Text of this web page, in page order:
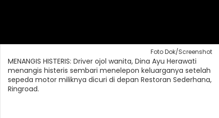
Foto Dok/Screenshot
MENANGIS HISTERIS: Driver ojol wanita, Dina Ayu Herawati
menangis histeris sembari menelepon keluarganya setelah
sepeda motor miliknya dicuri di depan Restoran Sederhana,
Ringroad.